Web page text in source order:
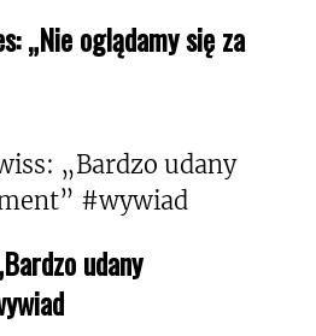
„Nie oglądamy się za
udany